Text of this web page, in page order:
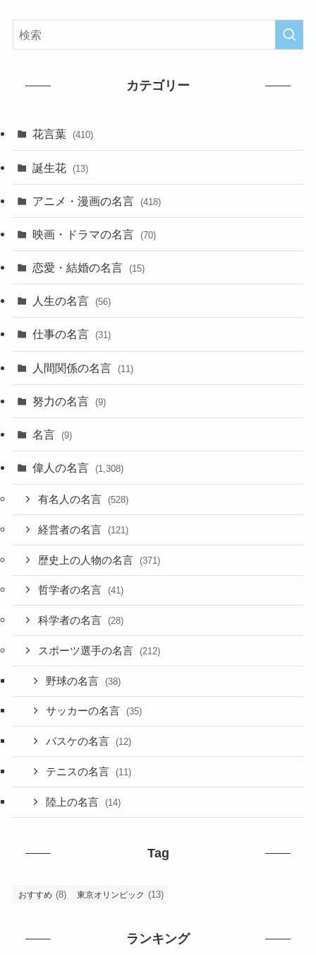
カテゴリー
花言葉 (410)
誕生花 (13)
アニメ・漫画の名言 (418)
映画・ドラマの名言 (70)
恋愛・結婚の名言 (15)
人生の名言 (56)
仕事の名言 (31)
人間関係の名言 (11)
努力の名言 (9)
名言 (9)
偉人の名言 (1,308)
有名人の名言 (528)
経営者の名言 (121)
歴史上の人物の名言 (371)
哲学者の名言 (41)
科学者の名言 (28)
スポーツ選手の名言 (212)
野球の名言 (38)
サッカーの名言 (35)
バスケの名言 (12)
テニスの名言 (11)
陸上の名言 (14)
Tag
おすすめ (8) 東京オリンピック (13)
ランキング